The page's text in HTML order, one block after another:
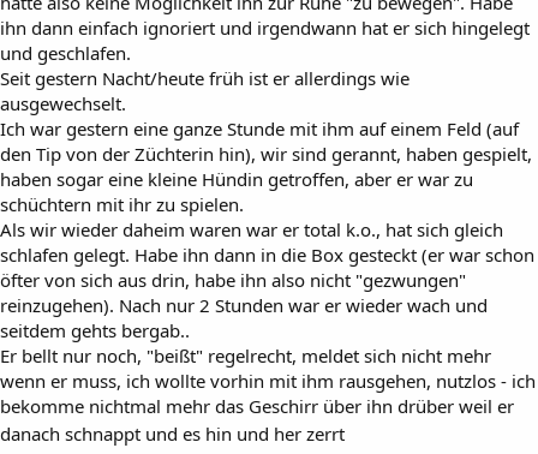
ihn dann einfach ignoriert und irgendwann hat er sich hingelegt
und geschlafen.
Seit gestern Nacht/heute früh ist er allerdings wie
ausgewechselt.
Ich war gestern eine ganze Stunde mit ihm auf einem Feld (auf
den Tip von der Züchterin hin), wir sind gerannt, haben gespielt,
haben sogar eine kleine Hündin getroffen, aber er war zu
schüchtern mit ihr zu spielen.
Als wir wieder daheim waren war er total k.o., hat sich gleich
schlafen gelegt. Habe ihn dann in die Box gesteckt (er war schon
öfter von sich aus drin, habe ihn also nicht "gezwungen"
reinzugehen). Nach nur 2 Stunden war er wieder wach und
seitdem gehts bergab..
Er bellt nur noch, "beißt" regelrecht, meldet sich nicht mehr
wenn er muss, ich wollte vorhin mit ihm rausgehen, nutzlos - ich
bekomme nichtmal mehr das Geschirr über ihn drüber weil er
danach schnappt und es hin und her zerrt